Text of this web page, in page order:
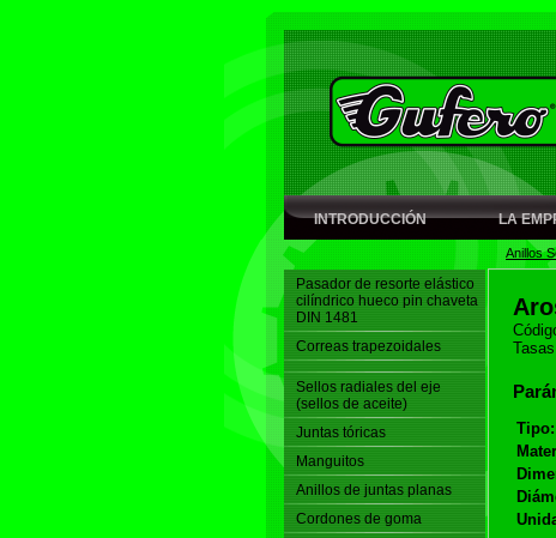
INTRODUCCIÓN LA
Anillos
Pasador de resorte elástico
cilíndrico hueco pin chaveta
DIN 1481
Correas trapezoidales
Sellos radiales del eje
(sellos de aceite)
Juntas tóricas
Manguitos
Anillos de juntas planas
Cordones de goma
Tipo: